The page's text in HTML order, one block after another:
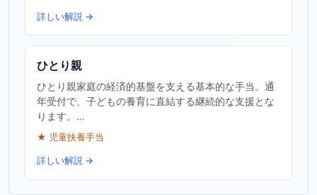
詳しい解説 →
ひとり親
ひとり親家庭の経済的基盤を支える基本的な手当。通
年受付で、子どもの養育に直結する継続的な支援とな
ります。…
★ 児童扶養手当
詳しい解説 →